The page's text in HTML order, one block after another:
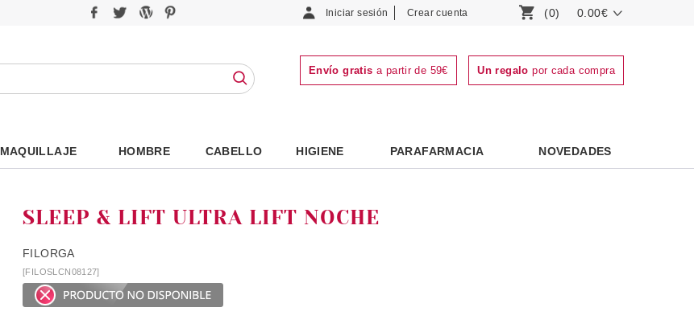
Iniciar sesión Crear cuenta (0) 0.00€
Envío gratis a partir de 59€ Un regalo por cada compra
MAQUILLAJE HOMBRE CABELLO HIGIENE PARAFARMACIA NOVEDADES
SLEEP & LIFT ULTRA LIFT NOCHE
FILORGA
[FILOSLCN08127]